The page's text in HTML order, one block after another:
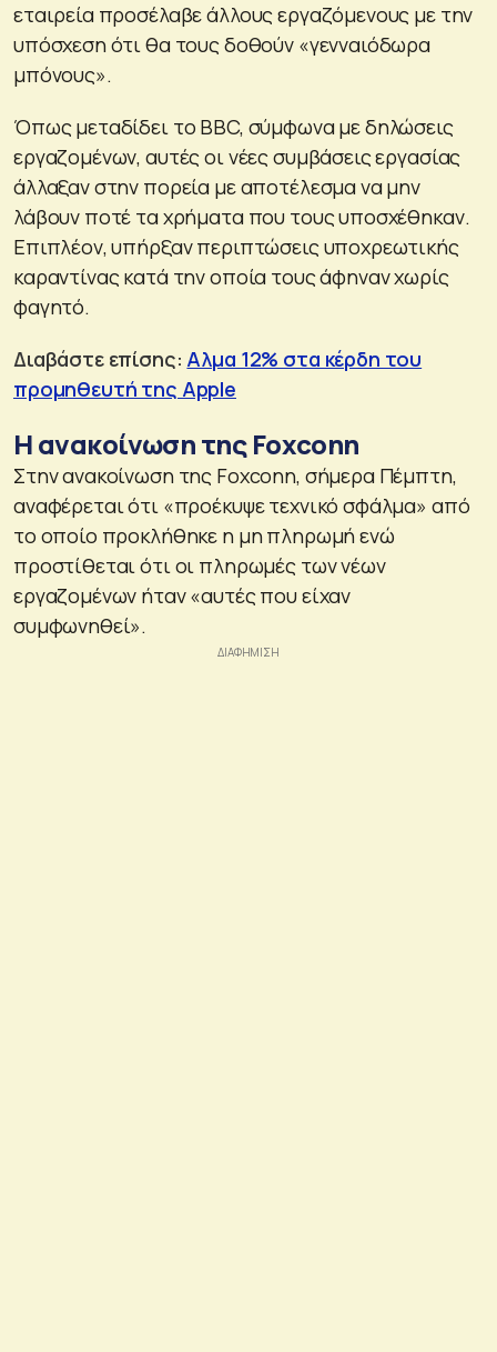
εταιρεία προσέλαβε άλλους εργαζόμενους με την
υπόσχεση ότι θα τους δοθούν «γενναιόδωρα
μπόνους».
Όπως μεταδίδει το BBC, σύμφωνα με δηλώσεις
εργαζομένων, αυτές οι νέες συμβάσεις εργασίας
άλλαξαν στην πορεία με αποτέλεσμα να μην
λάβουν ποτέ τα χρήματα που τους υποσχέθηκαν.
Επιπλέον, υπήρξαν περιπτώσεις υποχρεωτικής
καραντίνας κατά την οποία τους άφηναν χωρίς
φαγητό.
Διαβάστε επίσης: Αλμα 12% στα κέρδη του
προμηθευτή της Apple
Η ανακοίνωση της Foxconn
Στην ανακοίνωση της Foxconn, σήμερα Πέμπτη,
αναφέρεται ότι «προέκυψε τεχνικό σφάλμα» από
το οποίο προκλήθηκε η μη πληρωμή ενώ
προστίθεται ότι οι πληρωμές των νέων
εργαζομένων ήταν «αυτές που είχαν
συμφωνηθεί».